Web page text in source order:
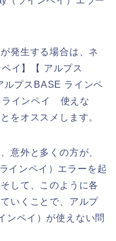
発生する場合は、ネ
イ】【 アルプス
プスBASE ラインペ
インペイ 使えな
をオススメします。
意外と多くの方が、
インペイ）エラーを起
して、このように各
いくことで、アルプ
ンペイ）が使えない問